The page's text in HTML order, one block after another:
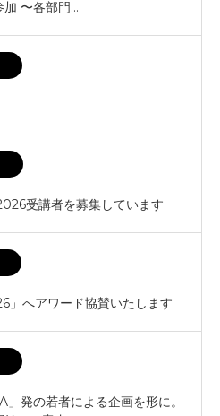
加 〜各部門…
受講者を募集しています
」へアワード協賛いたします
発の若者による企画を形に。